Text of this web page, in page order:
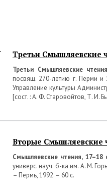
Третьи Смышляевские
Третьи Смышляевские чтения
посвящ. 270-летию г. Перми
Управление культуры
[сост. : А. Ф. Старовойтов, Т. И.
Вторые Смышляевские
Смышляевские чтения, 17–18
универс. науч. б-ка им. А. М.
– Пермь, 1992. – 60 с.